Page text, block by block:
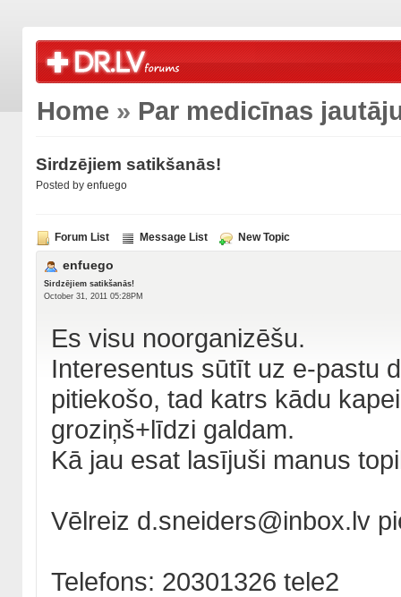
Home » Par medicīnas
Sirdzējiem satikšanās!
Posted by enfuego
Forum List Message List New Topic
enfuego
Sirdzējiem satikšanās!
October 31, 2011 05:28PM
Es visu noorganizēšu.
Interesentus sūtīt uz e-pastu
pitiekošo, tad katrs kādu
groziņš+līdzi galdam.
Kā jau esat lasījuši manus
Vēlreiz d.sneiders@inbox.lv
Telefons: 20301326 tele2